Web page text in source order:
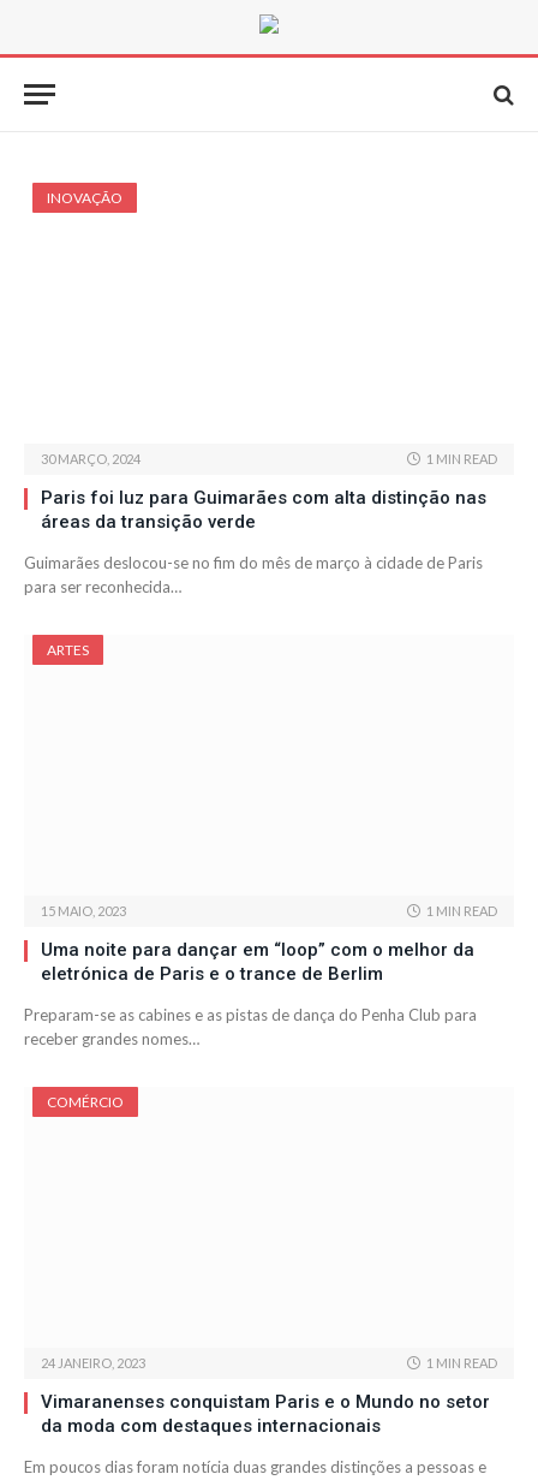
INOVAÇÃO
30 MARÇO, 2024 1 MIN READ
Paris foi luz para Guimarães com alta distinção nas
áreas da transição verde
Guimarães deslocou-se no fim do mês de março à cidade de Paris
para ser reconhecida…
ARTES
15 MAIO, 2023 1 MIN READ
Uma noite para dançar em “loop” com o melhor da
eletrónica de Paris e o trance de Berlim
Preparam-se as cabines e as pistas de dança do Penha Club para
receber grandes nomes…
COMÉRCIO
24 JANEIRO, 2023 1 MIN READ
Vimaranenses conquistam Paris e o Mundo no setor
da moda com destaques internacionais
Em poucos dias foram notícia duas grandes distinções a pessoas e